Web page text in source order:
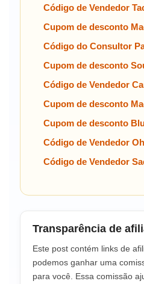
Código de Vendedor
Cupom de desconto
Código do Consultor
Cupom de desconto
Código de Vendedor
Cupom de desconto
Cupom de desconto
Código de Vendedor
Código de Vendedor
Transparência de
Este post contém links de
podemos ganhar uma
para você. Essa comissão